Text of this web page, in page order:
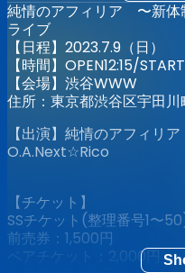
純情のアフィリア 〜新体
ライブ
【日程】2023.7.9（日）
【時間】OPEN12:15/
【会場】渋谷WWW
住所：東京都渋谷区宇田
【出演】純情のアフィリア
O.A.Next☆Rico
【チケット】
SSチケット(整理番号1〜
前売券：1,500円
ペアチケット：2,000円